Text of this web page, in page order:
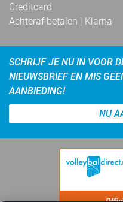
Creditcard
Achteraf betalen | Klarna
SCHRIJF JE NU IN VOOR
NIEUWSBRIEF EN MIS
AANBIEDING!
NU